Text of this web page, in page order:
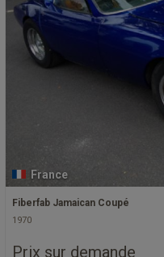
France
Fiberfab Jamaican Coupé
1970
Prix sur demande